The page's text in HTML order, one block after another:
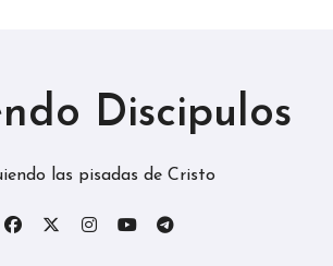
Discipulos
las pisadas de Cristo